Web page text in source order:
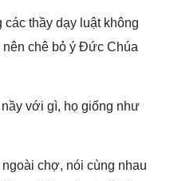
thầy dạy luật không
nên chê bỏ ý Đức Chúa
với gì, họ giống như
chợ, nói cùng nhau